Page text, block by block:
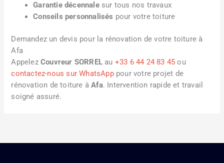
Garantie décennalesur tous nos travaux
Conseils personnalisés pour votre toiture
Demandez un devis pour la rénovation de votre toiture à
Afa
AppelezCouvreur SORREL au +33 6 44 24 83 45 ou
contactez-nous sur WhatsApppour votre projet de
rénovation de toiture àAfa. Intervention rapide et travail
soigné assuré.